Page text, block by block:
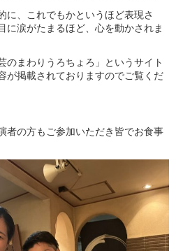
に、これでもかというほど表現さ
に涙がたまるほど、心を動かされま
のまわりうろちょろ」というサイト
が掲載されておりますのでご覧くだ
者の方もご参加いただき皆でお食事